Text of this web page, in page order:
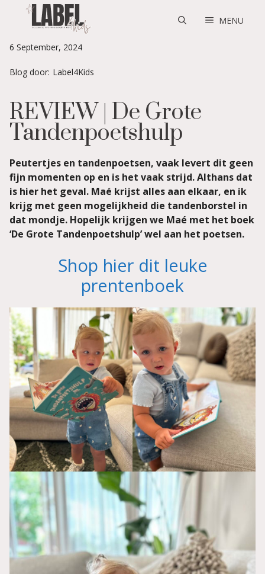
MENU
6 September, 2024
Blog door: Label4Kids
REVIEW | De Grote
Tandenpoetshulp
Peutertjes en tandenpoetsen, vaak levert dit geen
fijn momenten op en is het vaak strijd. Althans dat
is hier het geval. Maé krijst alles aan elkaar, en ik
krijg met geen mogelijkheid die tandenborstel in
dat mondje. Hopelijk krijgen we Maé met het boek
‘De Grote Tandenpoetshulp’ wel aan het poetsen.
Shop hier dit leuke
prentenboek